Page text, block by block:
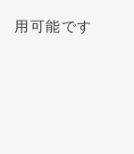
用可能です